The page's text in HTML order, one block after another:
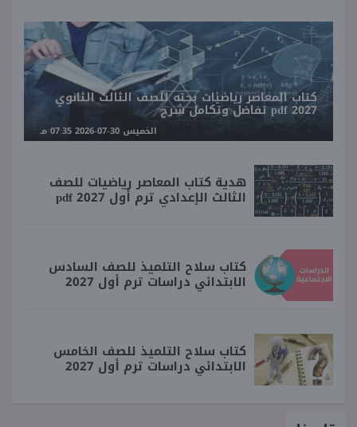
كتاب المعاصر رياضيات بحته للصف الثالث الثانوي
2027 pdf تفاضل وتكامل شرح
الخميس 30-07-2026 07:35 مـ
هدية كتاب المعاصر رياضيات للصف
الثالث الإعدادي ترم أول 2027 pdf
كتاب سلاح التلميذ للصف السادس
الابتدائي دراسات ترم أول 2027
كتاب سلاح التلميذ للصف الخامس
الابتدائي دراسات ترم أول 2027